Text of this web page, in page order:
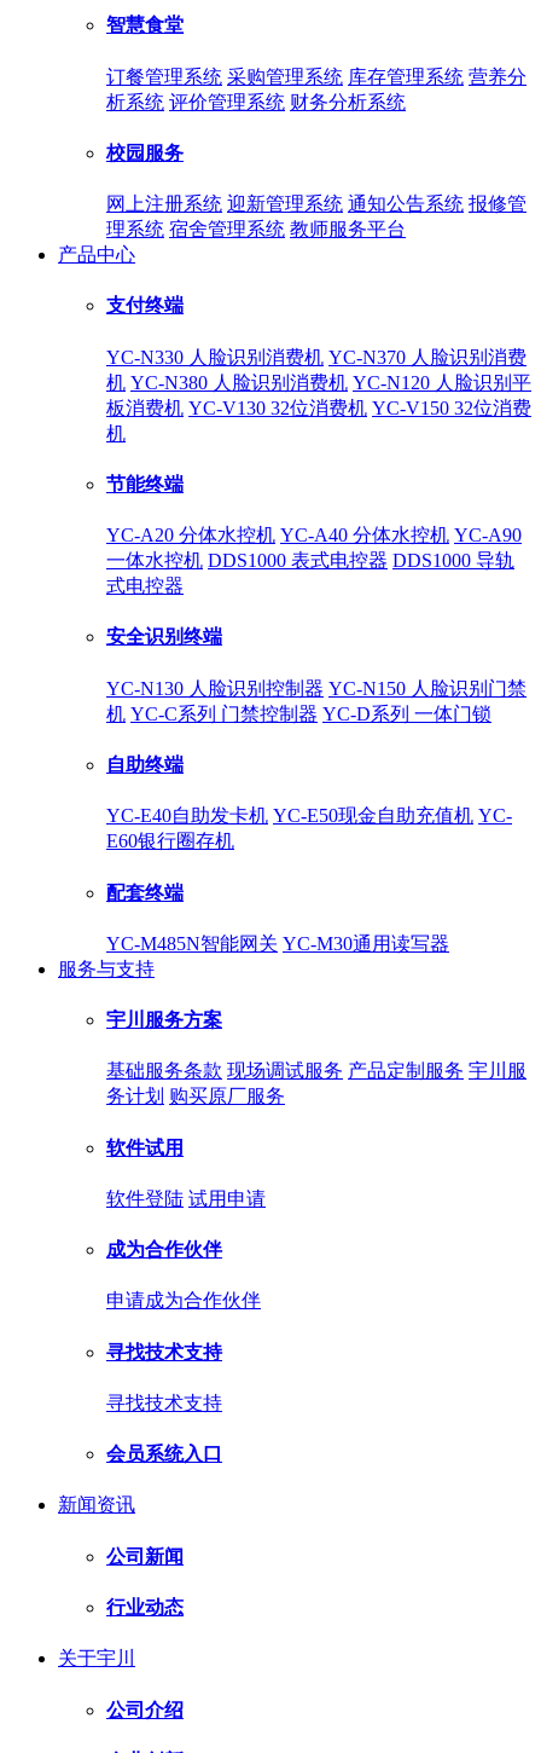
智慧食堂
订餐管理系统 采购管理系统 库存管理系统 营养分
析系统 评价管理系统 财务分析系统
校园服务
网上注册系统 迎新管理系统 通知公告系统 报修管
理系统 宿舍管理系统 教师服务平台
产品中心
支付终端
YC-N330 人脸识别消费机 YC-N370 人脸识别消费
机 YC-N380 人脸识别消费机 YC-N120 人脸识别平
板消费机 YC-V130 32位消费机 YC-V150 32位消费
机
节能终端
YC-A20 分体水控机 YC-A40 分体水控机 YC-A90
一体水控机 DDS1000 表式电控器 DDS1000 导轨
式电控器
安全识别终端
YC-N130 人脸识别控制器 YC-N150 人脸识别门禁
机 YC-C系列 门禁控制器 YC-D系列 一体门锁
自助终端
YC-E40自助发卡机 YC-E50现金自助充值机 YC-
E60银行圈存机
配套终端
YC-M485N智能网关 YC-M30通用读写器
服务与支持
宇川服务方案
基础服务条款 现场调试服务 产品定制服务 宇川服
务计划 购买原厂服务
软件试用
软件登陆 试用申请
成为合作伙伴
申请成为合作伙伴
寻找技术支持
寻找技术支持
会员系统入口
新闻资讯
公司新闻
行业动态
关于宇川
公司介绍